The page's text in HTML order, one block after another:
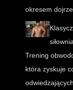
okresem
Trening
która zyskuje